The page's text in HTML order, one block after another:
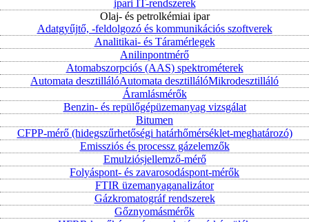
ipari IT-rendszerek
Olaj- és petrolkémiai ipar
Adatgyűjtő, -feldolgozó és kommunikációs szoftverek
Analitikai- és Táramérlegek
Anilinpontmérő
Atomabszorpciós (AAS) spektrométerek
Automata desztillálóAutomata desztillálóMikrodesztilláló
Áramlásmérők
Benzin- és repülőgépüzemanyag vizsgálat
Bitumen
CFPP-mérő (hidegszűrhetőségi határhőmérséklet-meghatározó)
Emissziós és processz gázelemzők
Emulziósjellemző-mérő
Folyáspont- és zavarosodáspont-mérők
FTIR üzemanyaganalizátor
Gázkromatográf rendszerek
Gőznyomásmérők